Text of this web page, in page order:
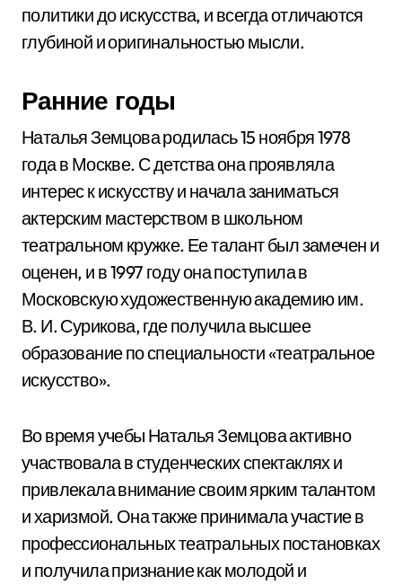
политики до искусства, и всегда отличаются
глубиной и оригинальностью мысли.
Ранние годы
Наталья Земцова родилась 15 ноября 1978
года в Москве. С детства она проявляла
интерес к искусству и начала заниматься
актерским мастерством в школьном
театральном кружке. Ее талант был замечен и
оценен, и в 1997 году она поступила в
Московскую художественную академию им.
В. И. Сурикова, где получила высшее
образование по специальности «театральное
искусство».
Во время учебы Наталья Земцова активно
участвовала в студенческих спектаклях и
привлекала внимание своим ярким талантом
и харизмой. Она также принимала участие в
профессиональных театральных постановках
и получила признание как молодой и